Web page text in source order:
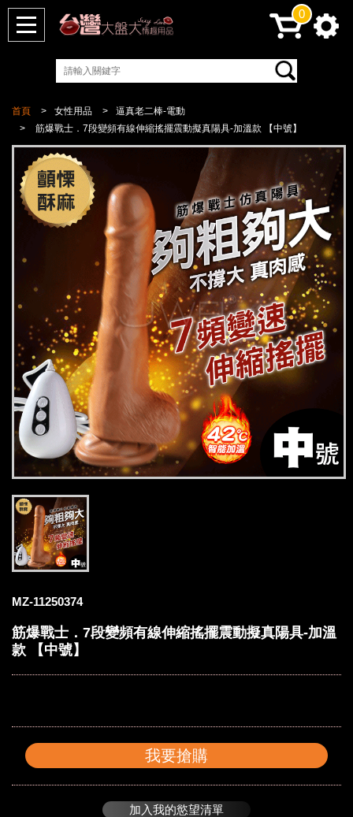
首頁 女性用品
逼真老二棒-電動
筋爆戰士．7段變頻有線伸縮搖擺震動擬真陽具-加溫款 【中號】
MZ-11250374
筋爆戰士．7段變頻有線伸縮搖擺震動擬真陽具-加溫
款 【中號】
我要搶購
加入我的慾望清單
0